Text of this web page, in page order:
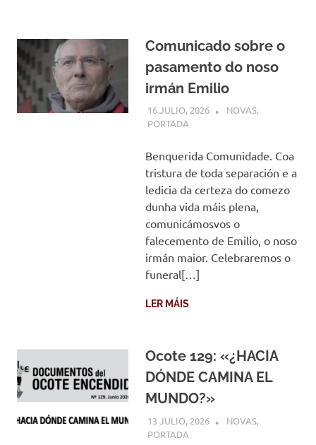
Comunicado sobre o
pasamento do noso
irmán Emilio
16 JULIO, 2026 COMUNIDADE
NOVAS,
PORTADA
Benquerida Comunidade. Coa
tristura de toda separación e a
ledicia da certeza do comezo
dunha vida máis plena,
comunicámosvos o
falecemento de Emilio, o noso
irmán maior. Celebraremos o
funeral[…]
LER MÁIS
Ocote 129: «¿HACIA
DÓNDE CAMINA EL
MUNDO?»
13 JULIO, 2026 COMUNIDADE
NOVAS,
PORTADA